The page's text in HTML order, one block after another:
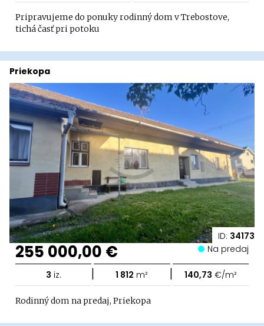
Pripravujeme do ponuky rodinný dom v Trebostove,
tichá časť pri potoku
ID: 34173
Priekopa
255 000,00 € Na predaj
3 iz. | 1 812 m² | 140,73 €/m²
Rodinný dom na predaj, Priekopa